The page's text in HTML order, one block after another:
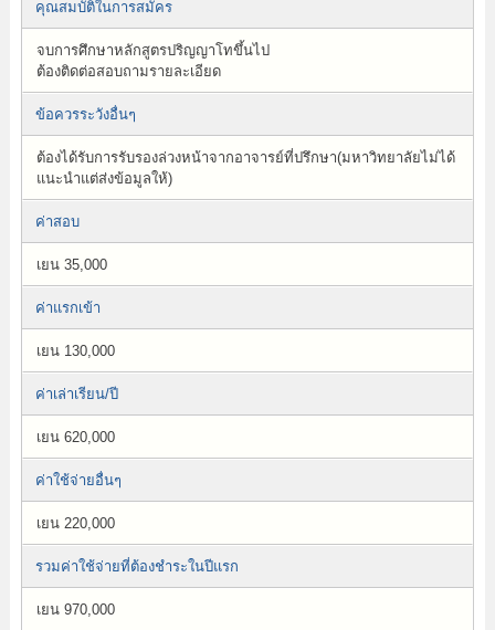
คุณสมบัติในการสมัคร
จบการศึกษาหลักสูตรปริญญาโทขึ้นไป
ต้องติดต่อสอบถามรายละเอียด
ข้อควรระวังอื่นๆ
ต้องได้รับการรับรองล่วงหน้าจากอาจารย์ที่ปรึกษา(มหาวิทยาลัยไม่ได้
แนะนำแต่ส่งข้อมูลให้)
ค่าสอบ
เยน 35,000
ค่าแรกเข้า
เยน 130,000
ค่าเล่าเรียน/ปี
เยน 620,000
ค่าใช้จ่ายอื่นๆ
เยน 220,000
รวมค่าใช้จ่ายที่ต้องชำระในปีแรก
เยน 970,000